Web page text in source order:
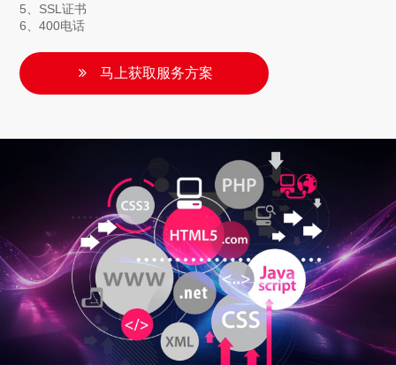
5、SSL证书
6、400电话
马上获取服务方案